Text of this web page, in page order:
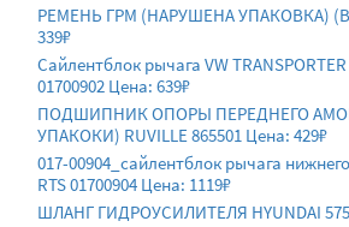
РЕМЕНЬ ГРМ (НАРУШЕНА УПАКОВКА)
339₽
Сайлентблок рычага VW
01700902 Цена: 639₽
ПОДШИПНИК ОПОРЫ ПЕРЕДНЕГО
УПАКОКИ) RUVILLE 865501 Цена: 429₽
017-00904_сайлентблок рычага
RTS 01700904 Цена: 1119₽
ШЛАНГ ГИДРОУСИЛИТЕЛЯ HYUNDAI